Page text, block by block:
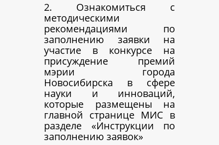
2. Ознакомиться с
методическими
рекомендациями по
заполнению заявки на
участие в конкурсе на
присуждение премий
мэрии города
Новосибирска в сфере
науки и инноваций,
которые размещены на
главной странице МИС в
разделе «Инструкции по
заполнению заявок»